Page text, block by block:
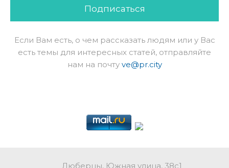
Подписаться
Если Вам есть, о чем рассказать людям или у Вас
есть темы для интересных статей, отправляйте
нам на почту ve@pr.city
Люберцы, Южная улица, 38с1